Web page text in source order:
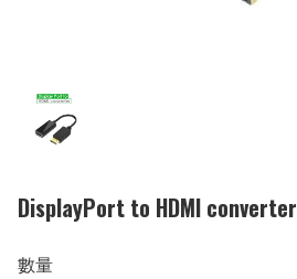
DisplayPort to HDMI converter
數量